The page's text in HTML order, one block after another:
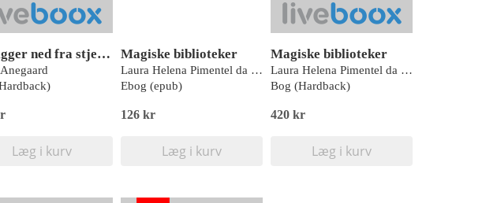
De kigger ned fra stjernerne
Læg i kurv
Magiske biblioteker
Laura Helena Pimentel da Silva
Ebog (epub)
126 kr
Læg i kurv
Magiske biblioteker
Laura Helena Pimentel da Silva
Bog (Hardback)
420 kr
Læg i kurv